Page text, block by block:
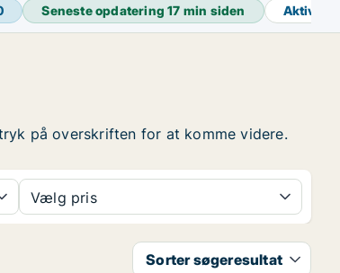
Seneste opdatering17 min siden Aktive
på overskriften for at komme videre.
Vælg pris
Sorter søgeresultat